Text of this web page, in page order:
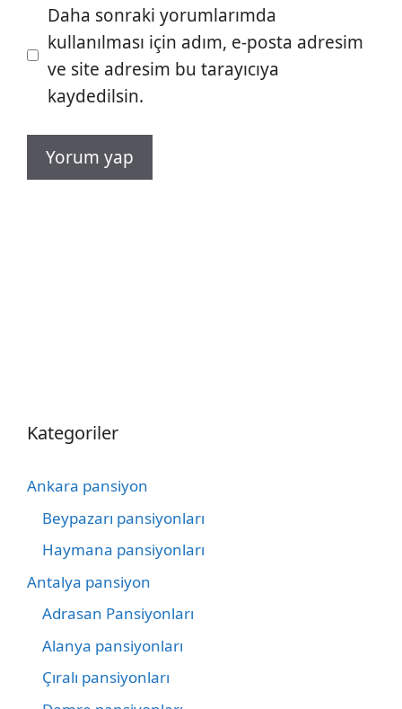
Daha sonraki yorumlarımda
kullanılması için adım, e-posta adresim
ve site adresim bu tarayıcıya
kaydedilsin.
Kategoriler
Ankara pansiyon
Beypazarı pansiyonları
Haymana pansiyonları
Antalya pansiyon
Adrasan Pansiyonları
Alanya pansiyonları
Çıralı pansiyonları